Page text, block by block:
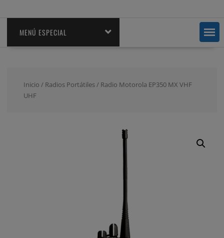
MENÚ ESPECIAL
Inicio / Radios Portátiles/ Radio Motorola EP350 MX VHF
UHF